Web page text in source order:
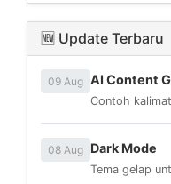
🆕 Update Terbaru
09 Aug AI Content
Contoh
08 Aug Dark Mode
Tema gelap